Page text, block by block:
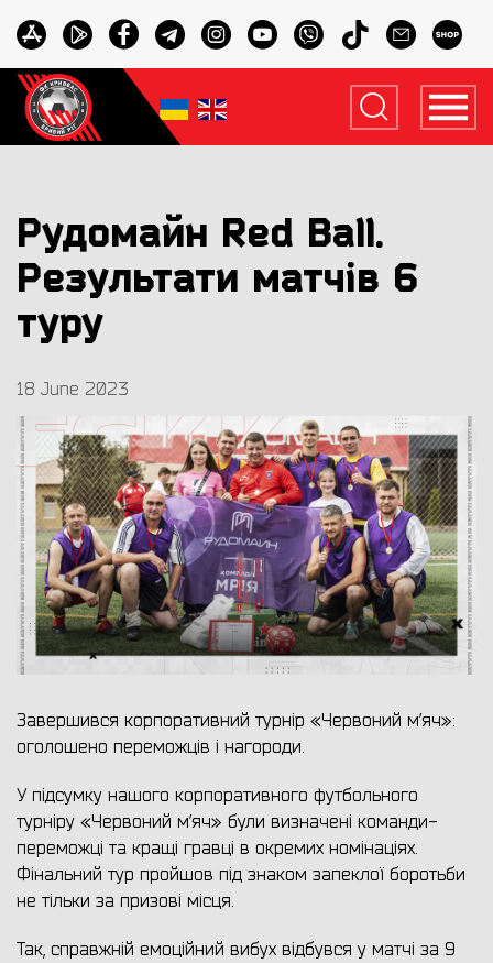
Рудомайн Red Ваll.
Результати матчів 6
туру
18 June 2023
Завершився корпоративний турнір «Червоний м’яч»:
оголошено переможців і нагороди.
У підсумку нашого корпоративного футбольного
турніру «Червоний м’яч» були визначені команди-
переможці та кращі гравці в окремих номінаціях.
Фінальний тур пройшов під знаком запеклої боротьби
не тільки за призові місця.
Так, справжній емоційний вибух відбувся у матчі за 9